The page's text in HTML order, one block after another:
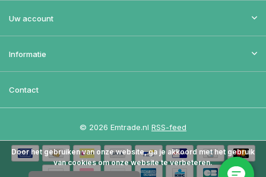
Uw account
Informatie
Contact
© 2026 Emtrade.nl RSS-feed
Door het gebruiken van onze website, ga je akkoord met het gebruik
van cookies om onze website te verbeteren.